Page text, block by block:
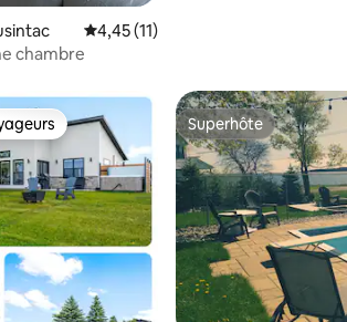
Évaluation moyenne sur la base de
4,45 (11)
chambre
les plus appréciés Superhôte
Superhôte